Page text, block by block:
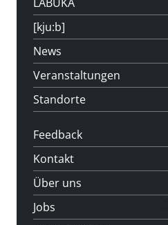
LABUKA
[kju:b]
News
Veranstaltungen
Standorte
Feedback
Kontakt
Über uns
Jobs